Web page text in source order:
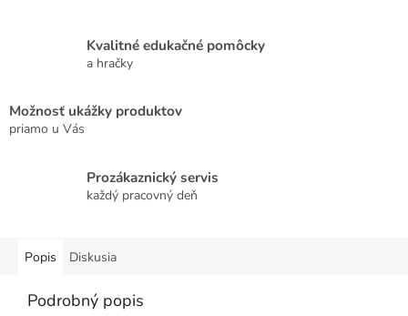
Kvalitné edukačné pomôcky
a hračky
Možnosť ukážky produktov
priamo u Vás
Prozákaznický servis
každý pracovný deň
Popis Diskusia
Podrobný popis